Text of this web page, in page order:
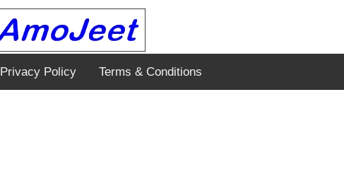
Privacy Policy Terms & Conditions